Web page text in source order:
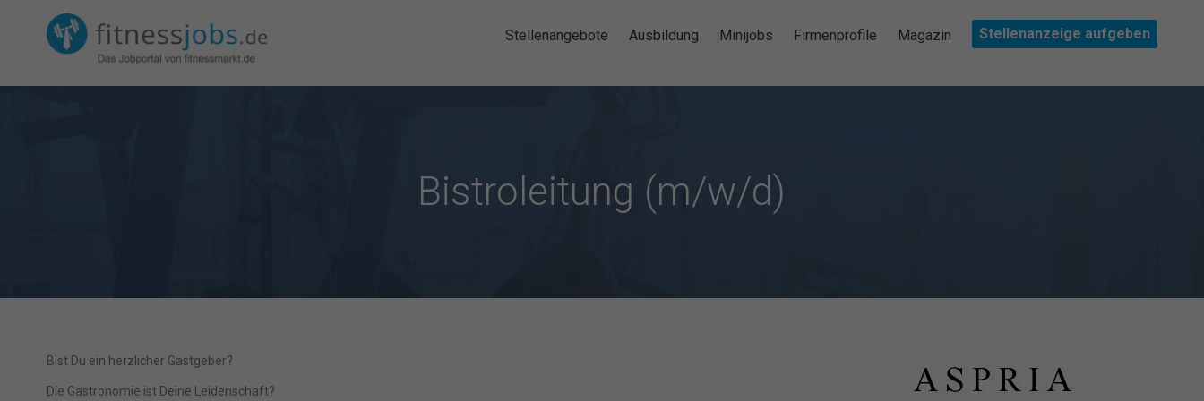
Stellenangebote Ausbildung Minijobs Firmenprofile Magazin Stellenanzeige aufgeben
Bistroleitung (m/w/d)
Bist Du ein herzlicher Gastgeber?
Die Gastronomie ist Deine Leidenschaft?